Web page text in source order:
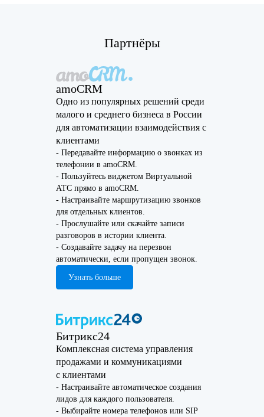
Партнёры
amoCRM
Одно из популярных решений среди
малого и среднего бизнеса в России
для автоматизации взаимодействия с
клиентами
- Передавайте информацию о звонках из
телефонии в amoCRM.
- Пользуйтесь виджетом Виртуальной
АТС прямо в amoCRM.
- Настраивайте маршрутизацию звонков
для отдельных клиентов.
- Прослушайте или скачайте записи
разговоров в истории клиента.
- Создавайте задачу на перезвон
автоматически, если пропущен звонок.
Узнать больше
Битрикс24
Комплексная система управления
продажами и коммуникациями
с клиентами
- Настраивайте автоматическое создания
лидов для каждого пользователя.
- Выбирайте номера телефонов или SIP